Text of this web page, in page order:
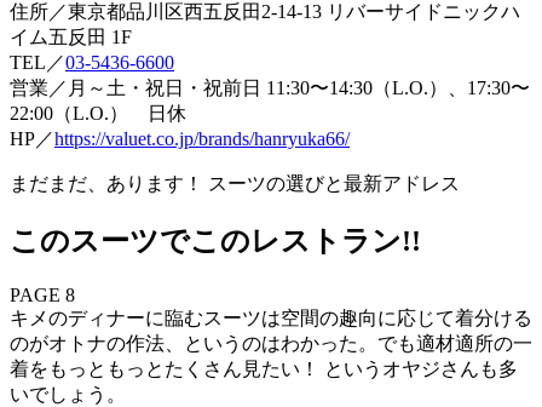
住所／東京都品川区西五反田2‑14‑13 リバーサイドニックハ
イム五反田 1F
TEL／03‑5436‑6600
営業／月～土・祝日・祝前日 11:30〜14:30（L.O.）、17:30〜
22:00（L.O.） 日休
HP／https://valuet.co.jp/brands/hanryuka66/
まだまだ、あります！ スーツの選びと最新アドレス
このスーツでこのレストラン!!
PAGE 8
キメのディナーに臨むスーツは空間の趣向に応じて着分ける
のがオトナの作法、というのはわかった。でも適材適所の一
着をもっともっとたくさん見たい！ というオヤジさんも多
いでしょう。